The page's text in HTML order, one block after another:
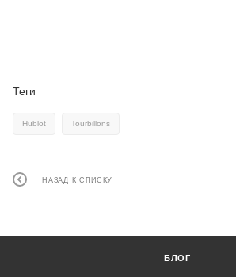
Теги
Hublot Tourbillons
НАЗАД К СПИСКУ
БЛОГ